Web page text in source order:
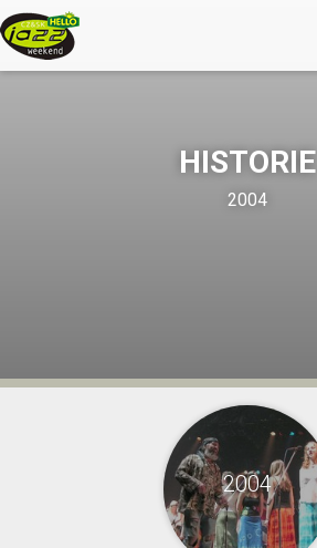
HISTORIE
2004
2004